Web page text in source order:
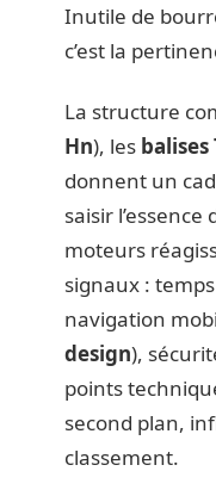
Inutile de
c’est la
La structure
Hn), les balises
donnent un
saisir
moteurs
signaux :
navigation
design),
points
second plan,
classement.